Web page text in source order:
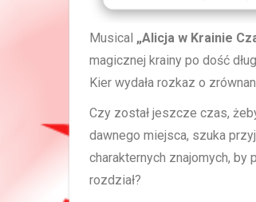
Musical „Alicja w Krainie
magicznej krainy po dość
Kier wydała rozkaz o
Czy został jeszcze czas,
dawnego miejsca, szuka
charakternych znajomych,
rozdział?